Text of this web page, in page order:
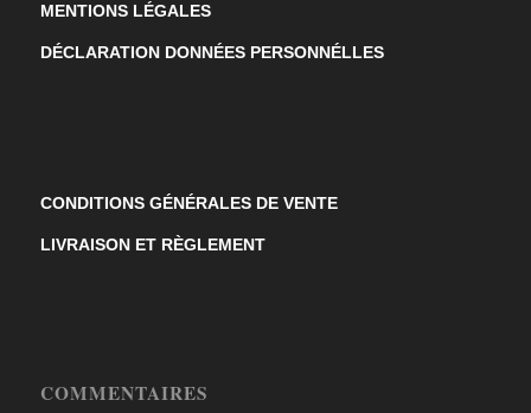
MENTIONS LÉGALES
DÉCLARATION DONNÉES PERSONNÉLLES
CONDITIONS GÉNÉRALES DE VENTE
LIVRAISON ET RÈGLEMENT
COMMENTAIRES